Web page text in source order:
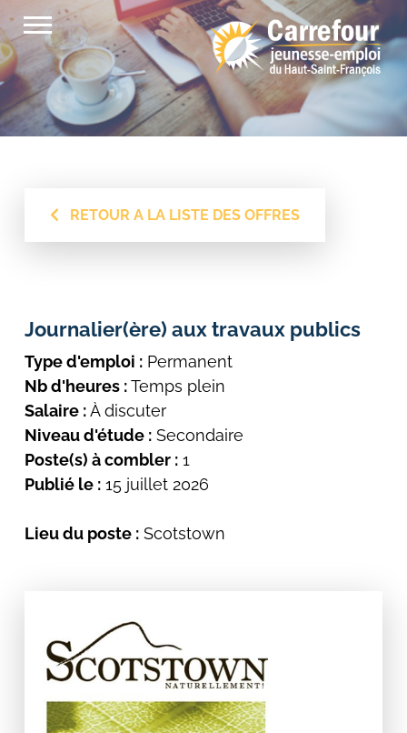
Passer
au
contenu
RETOUR A LA LISTE DES OFFRES
Journalier(ère) aux travaux publics
Type d'emploi : Permanent
Nb d'heures :Temps plein
Salaire :À discuter
Niveau d'étude : Secondaire
Poste(s) à combler : 1
Publié le : 15 juillet 2026
Lieu du poste : Scotstown